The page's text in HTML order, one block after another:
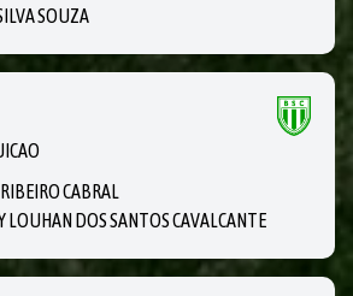
SOUZA
CABRAL
LOUHAN DOS SANTOS CAVALCANTE